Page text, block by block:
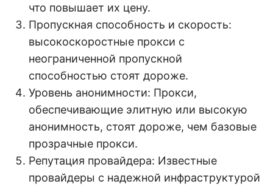
что повышает их цену.
Пропускная способность и скорость:
высокоскоростные прокси с
неограниченной пропускной
способностью стоят дороже.
Уровень анонимности: Прокси,
обеспечивающие элитную или высокую
анонимность, стоят дороже, чем базовые
прозрачные прокси.
Репутация провайдера: Известные
провайдеры с надежной инфраструктурой